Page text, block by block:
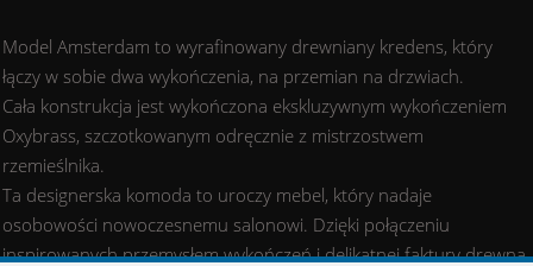
Model Amsterdam to wyrafinowany drewniany kredens, który
łączy w sobie dwa wykończenia, na przemian na drzwiach.
Cała konstrukcja jest wykończona ekskluzywnym wykończeniem
Oxybrass, szczotkowanym odręcznie z mistrzostwem
rzemieślnika.
Ta designerska komoda to uroczy mebel, który nadaje
osobowości nowoczesnemu salonowi. Dzięki połączeniu
inspirowanych przemysłem wykończeń i delikatnej faktury drewna,